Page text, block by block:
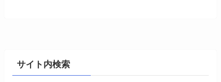
サイト内検索